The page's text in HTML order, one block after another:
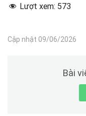
Lượt xem: 573
Cập nhật 09/06/2026
Bài